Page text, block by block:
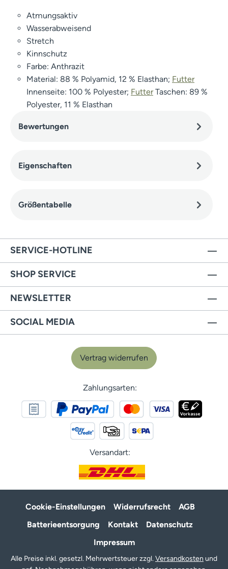
Atmungsaktiv
Wasserabweisend
Stretch
Kinnschutz
Farbe: Anthrazit
Material: 88 % Polyamid, 12 % Elasthan; Futter
Innenseite: 100 % Polyester; FutterTaschen: 89 %
Polyester, 11 % Elasthan
Bewertungen
Eigenschaften
Größentabelle
SERVICE-HOTLINE
SHOP SERVICE
NEWSLETTER
SOCIAL MEDIA
Vertrag widerrufen
Zahlungsarten:
Versandart:
Cookie-Einstellungen Widerrufsrecht
AGB
Batterieentsorgung
Kontakt
Datenschutz
Impressum
Alle Preise inkl. gesetzl. Mehrwertsteuer zzgl. Versandkosten und